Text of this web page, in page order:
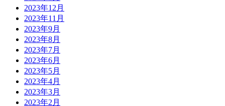
2023年12月
2023年11月
2023年9月
2023年8月
2023年7月
2023年6月
2023年5月
2023年4月
2023年3月
2023年2月